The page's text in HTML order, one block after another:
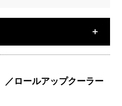
ロールアップクーラー